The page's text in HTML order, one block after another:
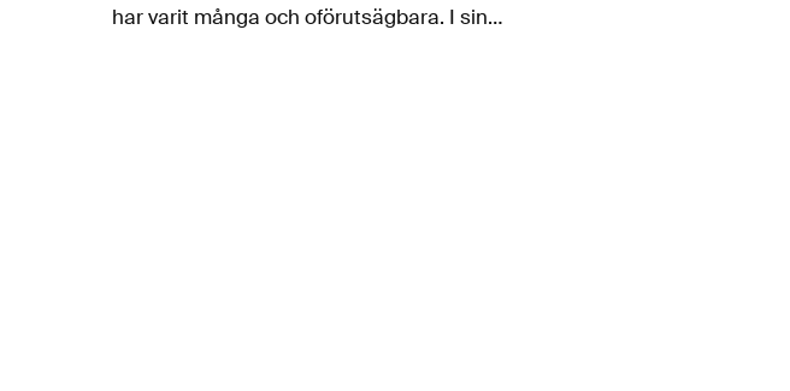
har varit många och oförutsägbara. I sin